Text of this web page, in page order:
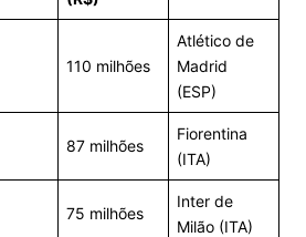
110 milhões
Atlético de
Madrid
(ESP)
87 milhões
Fiorentina
(ITA)
75 milhões
Inter de
Milão (ITA)